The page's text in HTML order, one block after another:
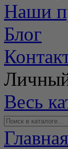
Наши
Блог
Весь
Главная